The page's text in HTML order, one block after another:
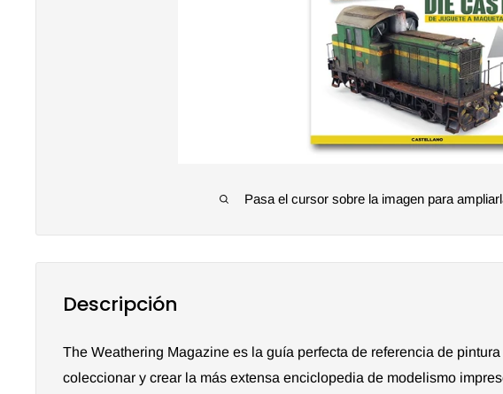
Pasa el cursor sobre la imagen para
Descripción
The Weathering Magazine es la guía perfecta de referencia de pintura
coleccionar y crear la más extensa enciclopedia de modelismo